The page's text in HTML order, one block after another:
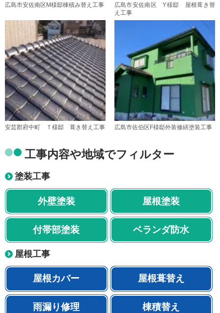
広島市安佐南区M様邸棟積み替え工事
広島市安佐南区 Y様邸 屋根葺き替
え工事
安芸郡府中町 Ｔ様邸 葺き替え工事 広島市佐伯区F様邸外装修繕塗装工事
工事内容や地域でフィルター
塗装工事
外壁塗装 屋根塗装
付帯部塗装 ベランダ防水
屋根工事
屋根カバー 屋根葺替え
雨漏り修理 棟積替え